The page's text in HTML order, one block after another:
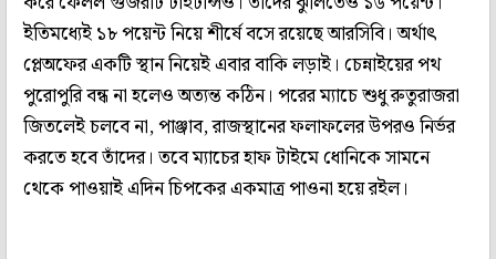
ইতিমধ্যেই ১৮ পয়েন্ট নিয়ে শীর্ষে বসে রয়েছে আরসিবি। অর্থাৎ
প্লেঅফের একটি স্থান নিয়েই এবার বাকি লড়াই। চেন্নাইয়ের পথ
পুরোপুরি বন্ধ না হলেও অত্যন্ত কঠিন। পরের ম্যাচে শুধু রুতুরাজরা
জিতলেই চলবে না, পাঞ্জাব, রাজস্থানের ফলাফলের উপরও নির্ভর
করতে হবে তাঁদের। তবে ম্যাচের হাফ টাইমে ধোনিকে সামনে
থেকে পাওয়াই এদিন চিপকের একমাত্র পাওনা হয়ে রইল।